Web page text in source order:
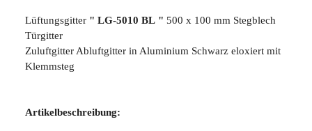
Lüftungsgitter " LG-5010 BL " 500 x 100 mm Stegblech
Türgitter
Zuluftgitter Abluftgitter in Aluminium Schwarz eloxiert mit
Klemmsteg
Artikelbeschreibung: